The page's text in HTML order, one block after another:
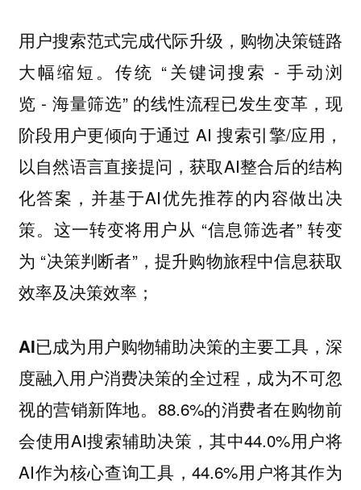
用户搜索范式完成代际升级，购物决策链路
大幅缩短。传统 “关键词搜索 - 手动浏
览 - 海量筛选” 的线性流程已发生变革，现
阶段用户更倾向于通过 AI 搜索引擎/应用，
以自然语言直接提问，获取AI整合后的结构
化答案，并基于AI优先推荐的内容做出决
策。这一转变将用户从 “信息筛选者” 转变
为 “决策判断者”，提升购物旅程中信息获取
效率及决策效率；
AI已成为用户购物辅助决策的主要工具，深
度融入用户消费决策的全过程，成为不可忽
视的营销新阵地。 88.6%的消费者在购物前
会使用AI搜索辅助决策，其中44.0%用户将
AI作为核心查询工具，44.6%用户将其作为